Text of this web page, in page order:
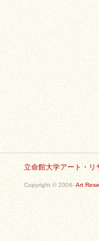
立命館大学アート・リ
Copyright © 2006-Art